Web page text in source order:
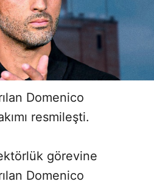
Domenico
resmileşti.
görevine
Domenico